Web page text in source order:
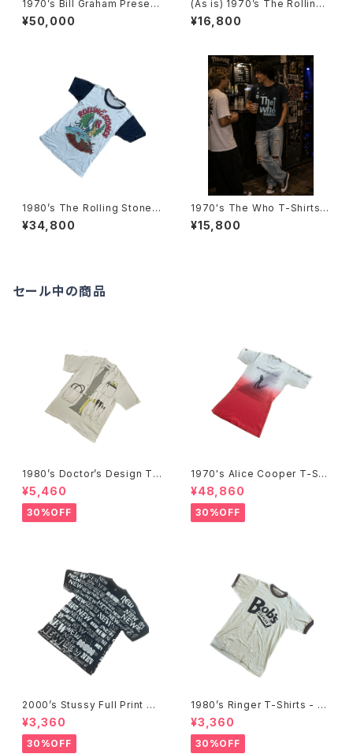
1970’s Bill Graham Present
s Day on the Green Staff T
-Shirts 1977 -1970年代 デ
¥50,000
(As is) 1970’s The Rolling
Stones tour T-Shirts -1978
年 ザ・ローリング・ストーンズ ツ
¥16,800
1980’s The Rolling Stones
European tour T-Shirts -19
82年 ザ・ローリング・ストーンズ
¥34,800
1970's The Who T-Shirts -
1970年代 ザ・フーTシャツ-
¥15,800
セール中の商品
1980’s Doctor’s Design Tr
ompe-l'œil T-Shirts -1980
年代 騙し絵Tシャツ-
¥5,460
30%OFF
1970's Alice Cooper T-Shi
rts -1970年代 アリス・クーパ
ーTシャツ-
¥48,860
30%OFF
2000’s Stussy Full Print T-
Shirts -2000年代 ステューシ
ー フルプリントTシャツ-
¥3,360
30%OFF
1980’s Ringer T-Shirts - 19
80年代 リンガーTシャツ-
¥3,360
30%OFF